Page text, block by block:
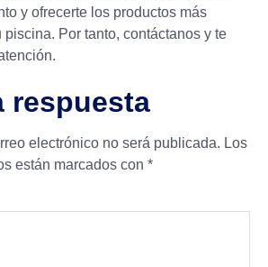
y ofrecerte los productos más
Por tanto, contáctanos y te
respuesta
electrónico no será publicada. Los
están marcados con *